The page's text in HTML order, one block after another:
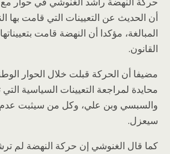
أن الحديث عن التعيينات التي قامت بها
المبالغة، مؤكدا أن النهضة قامت
القانون.
مضيفا أن الحركة قبلت خلال الحوار
محايدة لمراجعة التعيينات السياسية
والسبسي وبن علي، وكل من سيثبت عدم
سيعزل.
كما قال الغنوشي إن حركة النهضة لم